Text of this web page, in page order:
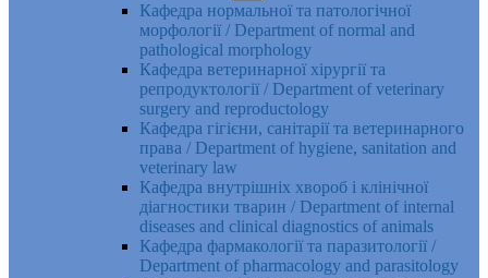
Кафедра нормальної та патологічної
морфології / Department of normal and
pathological morphology
Кафедра ветеринарної хірургії та
репродуктології / Department of veterinary
surgery and reproductology
Кафедра гігієни, санітарії та ветеринарного
права / Department of hygiene, sanitation and
veterinary law
Кафедра внутрішніх хвороб і клінічної
діагностики тварин / Department of internal
diseases and clinical diagnostics of animals
Кафедра фармакології та паразитології /
Department of pharmacology and parasitology